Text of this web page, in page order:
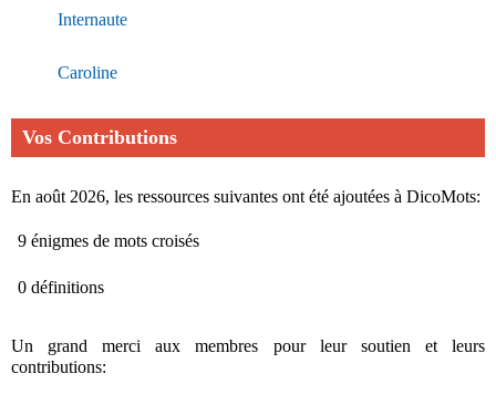
Internaute
Caroline
Vos Contributions
En août 2026, les ressources suivantes ont été ajoutées à DicoMots:
9 énigmes de mots croisés
0 définitions
Un grand merci aux membres pour leur soutien et leurs
contributions: